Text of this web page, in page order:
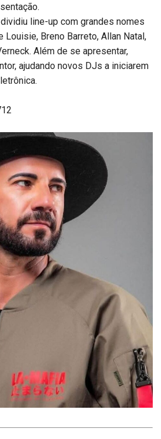
line-up com grandes nomes
Louisie, Breno Barreto, Allan Natal,
Além de se apresentar,
ajudando novos DJs a iniciarem